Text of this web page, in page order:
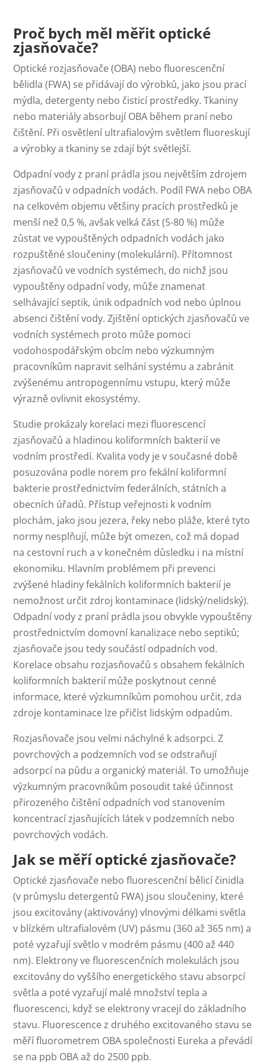
Proč bych měl měřit optické
zjasňovače?
Optické rozjasňovače (OBA) nebo fluorescenční
bělidla (FWA) se přidávají do výrobků, jako jsou prací
mýdla, detergenty nebo čisticí prostředky. Tkaniny
nebo materiály absorbují OBA během praní nebo
čištění. Při osvětlení ultrafialovým světlem fluoreskují
a výrobky a tkaniny se zdají být světlejší.
Odpadní vody z praní prádla jsou největším zdrojem
zjasňovačů v odpadních vodách. Podíl FWA nebo OBA
na celkovém objemu většiny pracích prostředků je
menší než 0,5 %, avšak velká část (5-80 %) může
zůstat ve vypouštěných odpadních vodách jako
rozpuštěné sloučeniny (molekulární). Přítomnost
zjasňovačů ve vodních systémech, do nichž jsou
vypouštěny odpadní vody, může znamenat
selhávající septik, únik odpadních vod nebo úplnou
absenci čištění vody. Zjištění optických zjasňovačů ve
vodních systémech proto může pomoci
vodohospodářským obcím nebo výzkumným
pracovníkům napravit selhání systému a zabránit
zvýšenému antropogennímu vstupu, který může
výrazně ovlivnit ekosystémy.
Studie prokázaly korelaci mezi fluorescencí
zjasňovačů a hladinou koliformních bakterií ve
vodním prostředí. Kvalita vody je v současné době
posuzována podle norem pro fekální koliformní
bakterie prostřednictvím federálních, státních a
obecních úřadů. Přístup veřejnosti k vodním
plochám, jako jsou jezera, řeky nebo pláže, které tyto
normy nesplňují, může být omezen, což má dopad
na cestovní ruch a v konečném důsledku i na místní
ekonomiku. Hlavním problémem při prevenci
zvýšené hladiny fekálních koliformních bakterií je
nemožnost určit zdroj kontaminace (lidský/nelidský).
Odpadní vody z praní prádla jsou obvykle vypouštěny
prostřednictvím domovní kanalizace nebo septiků;
zjasňovače jsou tedy součástí odpadních vod.
Korelace obsahu rozjasňovačů s obsahem fekálních
koliformních bakterií může poskytnout cenné
informace, které výzkumníkům pomohou určit, zda
zdroje kontaminace lze přičíst lidským odpadům.
Rozjasňovače jsou velmi náchylné k adsorpci. Z
povrchových a podzemních vod se odstraňují
adsorpcí na půdu a organický materiál. To umožňuje
výzkumným pracovníkům posoudit také účinnost
přirozeného čištění odpadních vod stanovením
koncentrací zjasňujících látek v podzemních nebo
povrchových vodách.
Jak se měří optické zjasňovače?
Optické zjasňovače nebo fluorescenční bělicí činidla
(v průmyslu detergentů FWA) jsou sloučeniny, které
jsou excitovány (aktivovány) vlnovými délkami světla
v blízkém ultrafialovém (UV) pásmu (360 až 365 nm) a
poté vyzařují světlo v modrém pásmu (400 až 440
nm). Elektrony ve fluorescenčních molekulách jsou
excitovány do vyššího energetického stavu absorpcí
světla a poté vyzařují malé množství tepla a
fluorescenci, když se elektrony vracejí do základního
stavu. Fluorescence z druhého excitovaného stavu se
měří fluorometrem OBA společnosti Eureka a převádí
se na ppb OBA až do 2500 ppb.